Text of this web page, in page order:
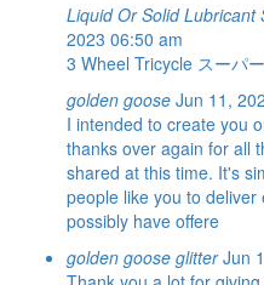
Liquid Or Solid Lubricant
2023 06:50 am
3 Wheel Tricycle スーパ
golden goose Jun 11,
I intended to create you
thanks over again for all
shared at this time. It's
people like you to
possibly have offere
golden goose glitter Jun